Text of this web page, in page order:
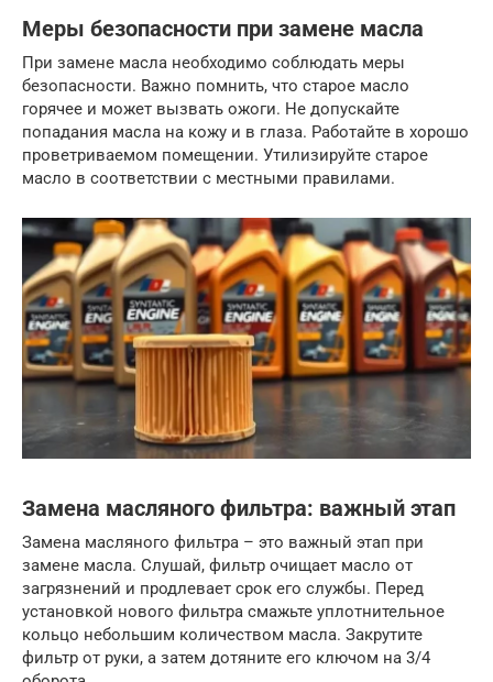
Меры безопасности при замене масла
При замене масла необходимо соблюдать меры
безопасности. Важно помнить, что старое масло
горячее и может вызвать ожоги. Не допускайте
попадания масла на кожу и в глаза. Работайте в хорошо
проветриваемом помещении. Утилизируйте старое
масло в соответствии с местными правилами.
Замена масляного фильтра: важный этап
Замена масляного фильтра – это важный этап при
замене масла. Слушай, фильтр очищает масло от
загрязнений и продлевает срок его службы. Перед
установкой нового фильтра смажьте уплотнительное
кольцо небольшим количеством масла. Закрутите
фильтр от руки, а затем дотяните его ключом на 3/4